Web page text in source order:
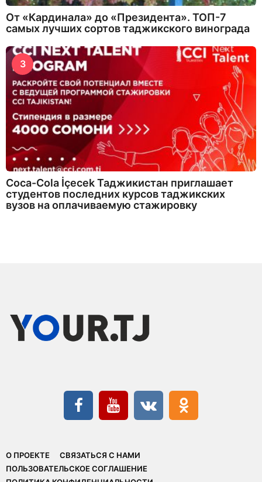
От «Кардинала» до «Президента». ТОП-7
самых лучших сортов таджикского винограда
3
Coca-Cola İçecek Таджикистан приглашает
студентов последних курсов таджикских
вузов на оплачиваемую стажировку
О ПРОЕКТЕ
СВЯЗАТЬСЯ С НАМИ
ПОЛЬЗОВАТЕЛЬСКОЕ СОГЛАШЕНИЕ